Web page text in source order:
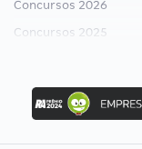
Concursos 2026
Concursos 2025
Concurso Ibama
Concurso MPU
Editais publicados